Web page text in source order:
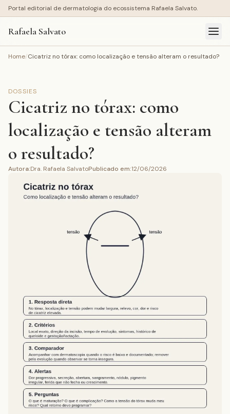
Portal editorial de dermatologia do ecossistema Rafaela Salvato.
Rafaela Salvato
Home/Cicatriz no tórax: como localização e tensão alteram o resultado?
DOSSIES
Cicatriz no tórax: como
localização e tensão alteram
o resultado?
Autora:Dra. Rafaela SalvatoPublicado em:12/06/2026